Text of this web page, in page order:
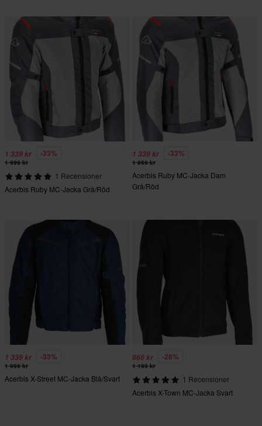
1 339 kr -33%
1 999 kr
1 Recensioner
Acerbis Ruby MC-Jacka Grå/Röd
1 339 kr -33%
1 999 kr
Acerbis Ruby MC-Jacka Dam
Grå/Röd
1 339 kr -33%
1 999 kr
Acerbis X-Street MC-Jacka Blå/Svart
869 kr -28%
1 199 kr
1 Recensioner
Acerbis X-Town MC-Jacka Svart